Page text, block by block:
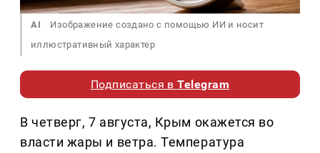
AI
Изображение создано с помощью ИИ и носит
иллюстративный характер
Подписаться вTelegram
В четверг, 7 августа, Крым окажется во
власти жары и ветра. Температура